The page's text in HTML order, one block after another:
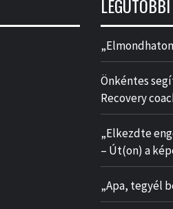
Önkéntes
Recovery
„Elkezdte
– Út(on) a
„Apa, tegyél